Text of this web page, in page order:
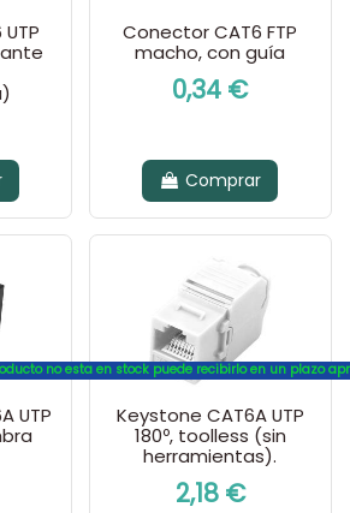
Conector CAT6 FTP
macho, con guía
0,34 €
Comprar
UTP
no esta en stock puede recibirlo en un plazo
Keystone CAT6A UTP
180º, toolless (sin
herramientas).
2,18 €